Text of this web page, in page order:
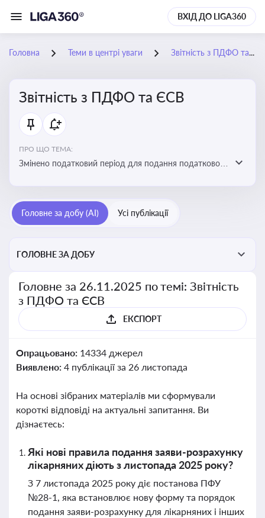
ВХІД ДО LIGA360
Головна Теми в центрі уваги Звітність з ПДФО та ЄСВ
Звітність з ПДФО та ЄСВ
ПРО ЩО ТЕМА:
Змінено податковий період для подання податкового
Головне за добу (AI) Усі публікації
ГОЛОВНЕ ЗА ДОБУ
Головне за 26.11.2025 по темі: Звітність
з ПДФО та ЄСВ
ЕКСПОРТ
Опрацьовано: 14334 джерел
Виявлено: 4 публікації за 26 листопада
На основі зібраних матеріалів ми сформували
короткі відповіді на актуальні запитання. Ви
дізнаєтесь:
Які нові правила подання заяви-розрахунку
лікарняних діють з листопада 2025 року?
З 7 листопада 2025 року діє постанова ПФУ
№28-1, яка встановлює нову форму та порядок
подання заяви-розрахунку для лікарняних і інших